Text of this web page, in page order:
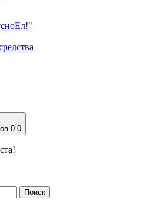
0 0
Поиск